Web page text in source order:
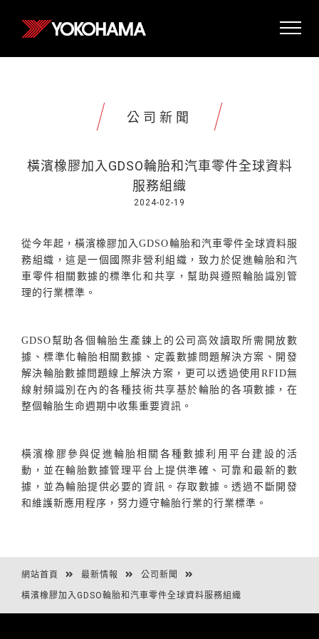
公司新聞
橫濱橡膠加入GDSO輪胎和汽車零件全球資料
服務組織
2024-02-19
從今年起，橫濱橡膠加入GDSO輪胎和汽車零件全球資料服
務組織，這是一個國際非營利組織，致力於促進輪胎和汽
車零件相關數據的標準化和共享，幫助與遵照輪胎識別管
理的行業標準。
GDSO幫助各個輪胎生產鍊上的公司高效讀取所需開放數
據、標準化輪胎相關數據、定義數據問題解決方案、開發
解決輪胎數據問題線上解決方案，更可以透過使用 RFID無
線射頻識別在內的各種技術共享基於輪胎的各項數據，在
整個輪胎生命週期中收集重要資訊。
橫濱橡膠參與促進輪胎相關各種數據利用平台建設的活
動，並在輪胎數據管理平台上提供準確、可靠和最新的數
據，並為輪胎提供必要的資訊。存取數據。透過不斷開發
和維護新應用程序，努力遵守輪胎行業的行業標準。
網站首頁 最新情報 公司新聞
橫濱橡膠加入GDSO輪胎和汽車零件全球資料服務組織